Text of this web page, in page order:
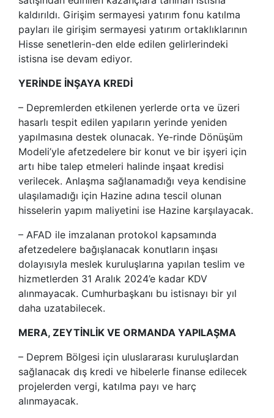
kaldırıldı. Girişim sermayesi yatırım fonu katılma
payları ile girişim sermayesi yatırım ortaklıklarının
Hisse senetlerin-den elde edilen gelirlerindeki
istisna ise devam ediyor.
YERİNDE İNŞAYA KREDİ
– Depremlerden etkilenen yerlerde orta ve üzeri
hasarlı tespit edilen yapıların yerinde yeniden
yapılmasına destek olunacak. Ye-rinde Dönüşüm
Modeli’yle afetzedelere bir konut ve bir işyeri için
artı hibe talep etmeleri halinde inşaat kredisi
verilecek. Anlaşma sağlanamadığı veya kendisine
ulaşılamadığı için Hazine adına tescil olunan
hisselerin yapım maliyetini ise Hazine karşılayacak.
– AFAD ile imzalanan protokol kapsamında
afetzedelere bağışlanacak konutların inşası
dolayısıyla meslek kuruluşlarına yapılan teslim ve
hizmetlerden 31 Aralık 2024’e kadar KDV
alınmayacak. Cumhurbaşkanı bu istisnayı bir yıl
daha uzatabilecek.
MERA, ZEYTİNLİK VE ORMANDA YAPILAŞMA
– Deprem Bölgesi için uluslararası kuruluşlardan
sağlanacak dış kredi ve hibelerle finanse edilecek
projelerden vergi, katılma payı ve harç
alınmayacak.